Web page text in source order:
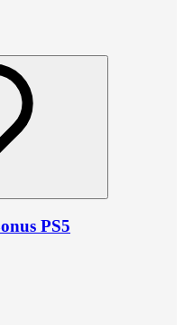
PS5